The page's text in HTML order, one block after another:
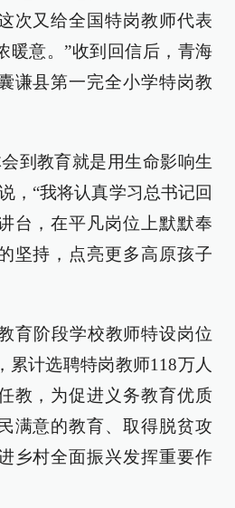
次又给全国特岗教师代表
暖意。”收到回信后，青海
谦县第一完全小学特岗教
到教育就是用生命影响生
，“我将认真学习总书记回
台，在平凡岗位上默默奉
坚持，点亮更多高原孩子
育阶段学校教师特设岗位
累计选聘特岗教师118万人
教，为促进义务教育优质
满意的教育、取得脱贫攻
乡村全面振兴发挥重要作